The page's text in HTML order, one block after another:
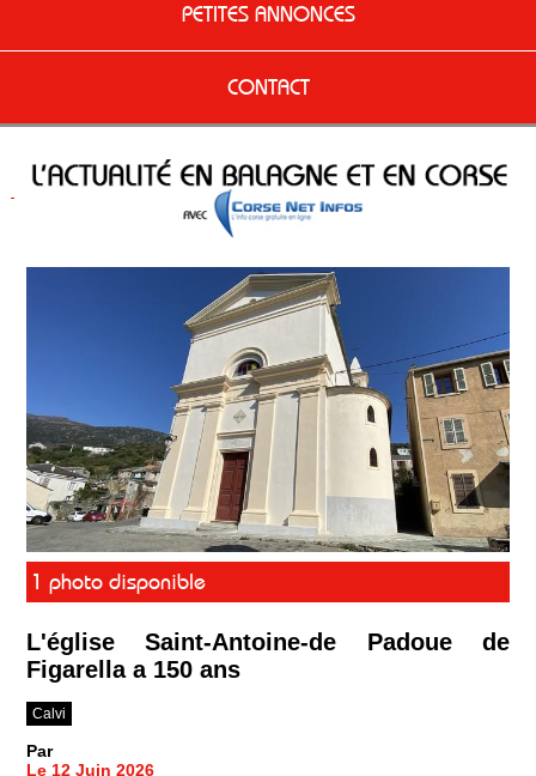
PETITES ANNONCES
CONTACT
1 photo disponible
L'église Saint-Antoine-de Padoue de
Figarella a 150 ans
Calvi
Par
Le 12 Juin 2026